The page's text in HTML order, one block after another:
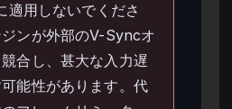
適用しないでくださ
ンが外部のV-Syncオ
合し、甚大な入力遅
能性があります。代